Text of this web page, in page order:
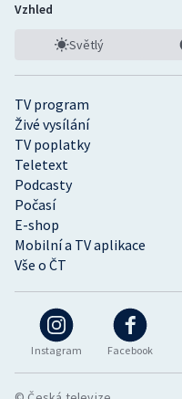
Instagram Facebook
TV program
Živé vysílání
TV poplatky
Teletext
Podcasty
Počasí
E-shop
Mobilní a TV aplikace
Vše o ČT
Vzhled
Světlý